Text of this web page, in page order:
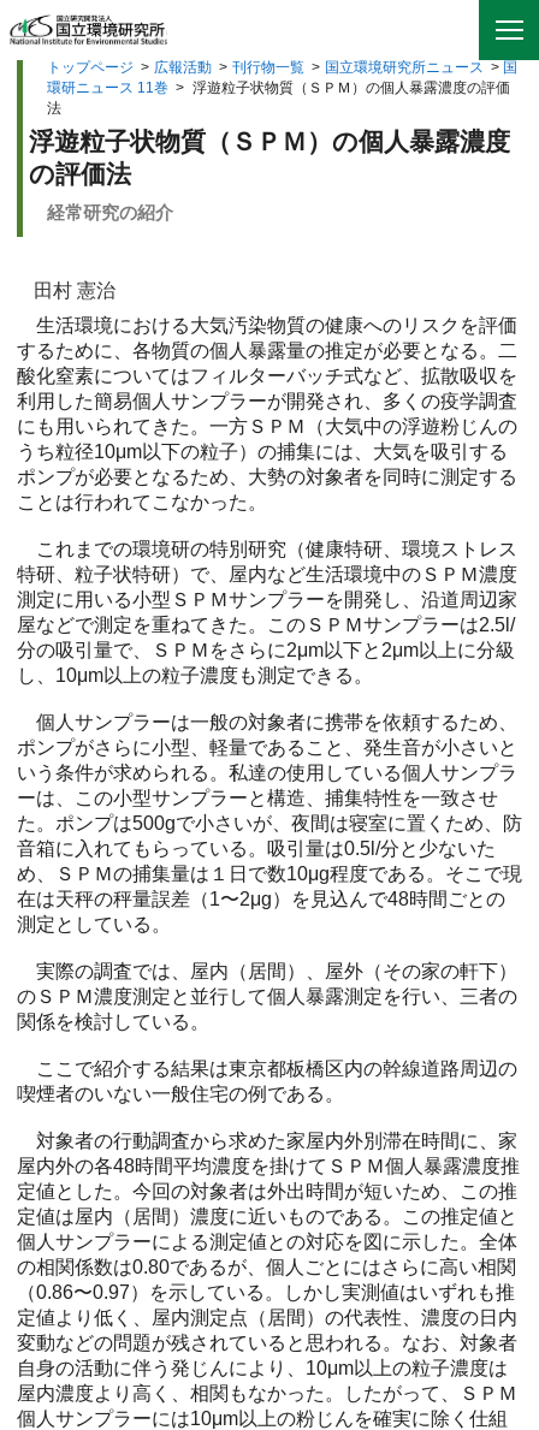
トップページ > 広報活動 > 刊行物一覧 > 国立環境研究所ニュース > 国
環研ニュース 11巻 > 浮遊粒子状物質（ＳＰＭ）の個人暴露濃度の評価
法
浮遊粒子状物質（ＳＰＭ）の個人暴露濃度
の評価法
経常研究の紹介
田村 憲治
生活環境における大気汚染物質の健康へのリスクを評価
するために、各物質の個人暴露量の推定が必要となる。二
酸化窒素についてはフィルターバッチ式など、拡散吸収を
利用した簡易個人サンプラーが開発され、多くの疫学調査
にも用いられてきた。一方ＳＰＭ（大気中の浮遊粉じんの
うち粒径10μm以下の粒子）の捕集には、大気を吸引する
ポンプが必要となるため、大勢の対象者を同時に測定する
ことは行われてこなかった。
これまでの環境研の特別研究（健康特研、環境ストレス
特研、粒子状特研）で、屋内など生活環境中のＳＰＭ濃度
測定に用いる小型ＳＰＭサンプラーを開発し、沿道周辺家
屋などで測定を重ねてきた。このＳＰＭサンプラーは2.5l/
分の吸引量で、ＳＰＭをさらに2μm以下と2μm以上に分級
し、10μm以上の粒子濃度も測定できる。
個人サンプラーは一般の対象者に携帯を依頼するため、
ポンプがさらに小型、軽量であること、発生音が小さいと
いう条件が求められる。私達の使用している個人サンプラ
ーは、この小型サンプラーと構造、捕集特性を一致させ
た。ポンプは500gで小さいが、夜間は寝室に置くため、防
音箱に入れてもらっている。吸引量は0.5l/分と少ないた
め、ＳＰＭの捕集量は１日で数10μg程度である。そこで現
在は天秤の秤量誤差（1〜2μg）を見込んで48時間ごとの
測定としている。
実際の調査では、屋内（居間）、屋外（その家の軒下）
のＳＰＭ濃度測定と並行して個人暴露測定を行い、三者の
関係を検討している。
ここで紹介する結果は東京都板橋区内の幹線道路周辺の
喫煙者のいない一般住宅の例である。
対象者の行動調査から求めた家屋内外別滞在時間に、家
屋内外の各48時間平均濃度を掛けてＳＰＭ個人暴露濃度推
定値とした。今回の対象者は外出時間が短いため、この推
定値は屋内（居間）濃度に近いものである。この推定値と
個人サンプラーによる測定値との対応を図に示した。全体
の相関係数は0.80であるが、個人ごとにはさらに高い相関
（0.86〜0.97）を示している。しかし実測値はいずれも推
定値より低く、屋内測定点（居間）の代表性、濃度の日内
変動などの問題が残されていると思われる。なお、対象者
自身の活動に伴う発じんにより、10μm以上の粒子濃度は
屋内濃度より高く、相関もなかった。したがって、ＳＰＭ
個人サンプラーには10μm以上の粉じんを確実に除く仕組